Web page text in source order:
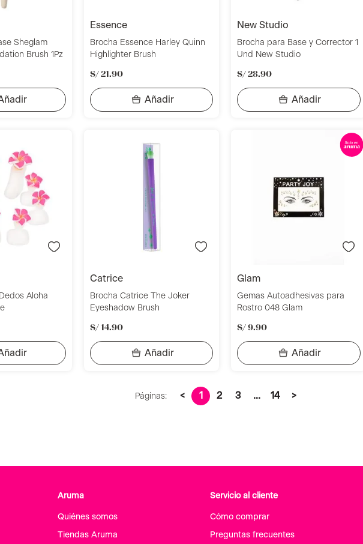
Sheglam
Brush 1Pz
essence
Brocha Essence Harley Quinn
Highlighter Brush
S/ 21 .90
new studio
Brocha para Base y Corrector 1
Und New Studio
S/ 28.90
Aloha
catrice
Brocha Catrice The Joker
Eyeshadow Brush
S/ 14.90
glam
Gemas Autoadhesivas para
Rostro 048 Glam
S/ 9.90
Páginas: < 1 2 3 ... 14 >
Aruma
Quiénes somos
Tiendas Aruma
Servicio al cliente
Cómo comprar
Preguntas frecuentes